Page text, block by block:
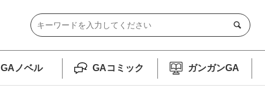
GAノベル GAコミック ガンガンGA